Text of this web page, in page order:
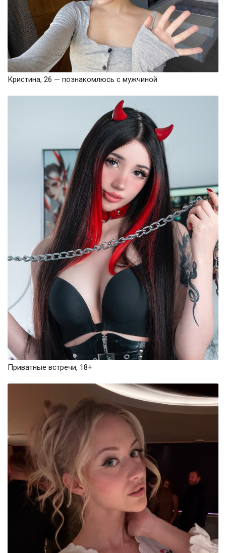
Кристина, 26 — познакомлюсь с мужчиной
Приватные встречи, 18+